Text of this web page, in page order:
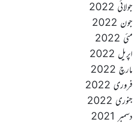
جولائی 2022
جون 2022
مئی 2022
اپریل 2022
مارچ 2022
فروری 2022
جنوری 2022
دسمبر 2021